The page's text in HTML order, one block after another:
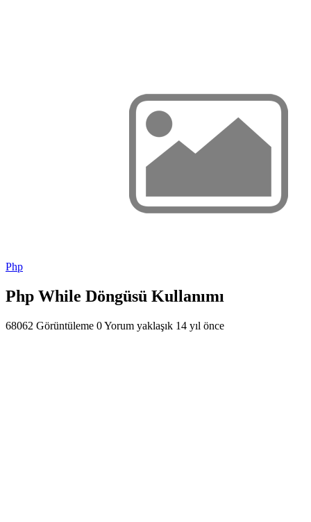
Php
Php While Döngüsü Kullanımı
68062 Görüntüleme 0 Yorum yaklaşık 14 yıl önce